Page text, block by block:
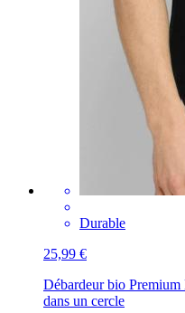
Durable
25,99 €
Débardeur bio Premium
dans un cercle